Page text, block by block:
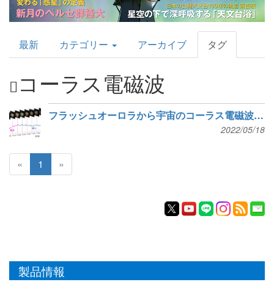
AstroArts
Topics
最新 カテゴリー アーカイブ タグ
コーラス電磁波
フラッシュオーロラから宇宙のコーラス電磁波の特性を解明
2022/05/18
« 1 »
製品情報